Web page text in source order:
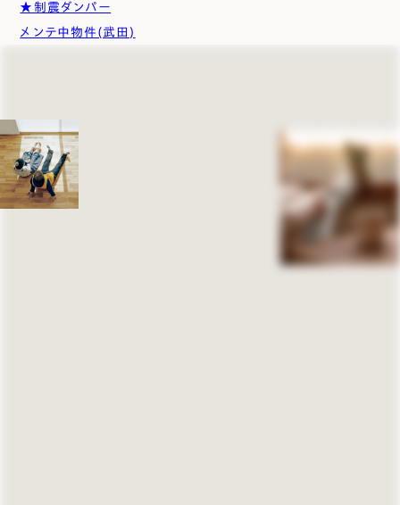
★制震ダンパー
メンテ中物件(武田)